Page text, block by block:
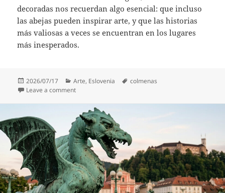
decoradas nos recuerdan algo esencial: que incluso
las abejas pueden inspirar arte, y que las historias
más valiosas a veces se encuentran en los lugares
más inesperados.
Posted
on
2026/07/17 Categories
Arte, Eslovenia Tags
colmenas
Leave a commenton Panjske končnice: cuando las abejas cuentan